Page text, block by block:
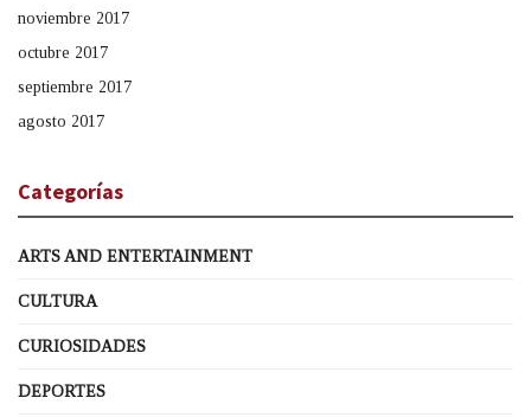
noviembre 2017
octubre 2017
septiembre 2017
agosto 2017
Categorías
ARTS AND ENTERTAINMENT
CULTURA
CURIOSIDADES
DEPORTES